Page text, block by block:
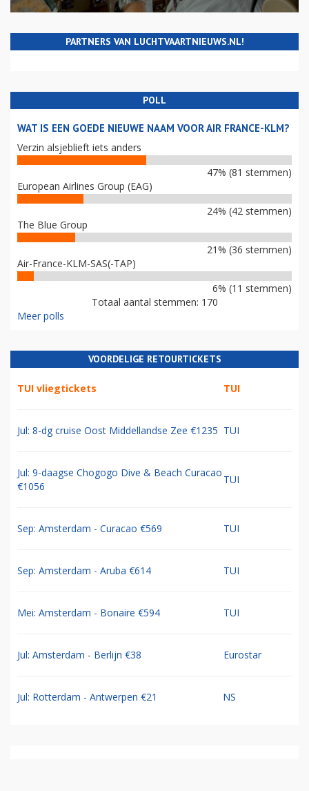
PARTNERS VAN LUCHTVAARTNIEUWS.NL!
POLL
WAT IS EEN GOEDE NIEUWE NAAM VOOR AIR FRANCE-KLM?
Verzin alsjeblieft iets anders
47% (81 stemmen)
European Airlines Group (EAG)
24% (42 stemmen)
The Blue Group
21% (36 stemmen)
Air-France-KLM-SAS(-TAP)
6% (11 stemmen)
Totaal aantal stemmen: 170
Meer polls
VOORDELIGE RETOURTICKETS
TUI vliegtickets TUI
Jul: 8-dg cruise Oost Middellandse Zee €1235 TUI
Jul: 9-daagse Chogogo Dive & Beach Curacao
€1056
TUI
Sep: Amsterdam - Curacao €569 TUI
Sep: Amsterdam - Aruba €614 TUI
Mei: Amsterdam - Bonaire €594 TUI
Jul: Amsterdam - Berlijn €38 Eurostar
Jul: Rotterdam - Antwerpen €21 NS